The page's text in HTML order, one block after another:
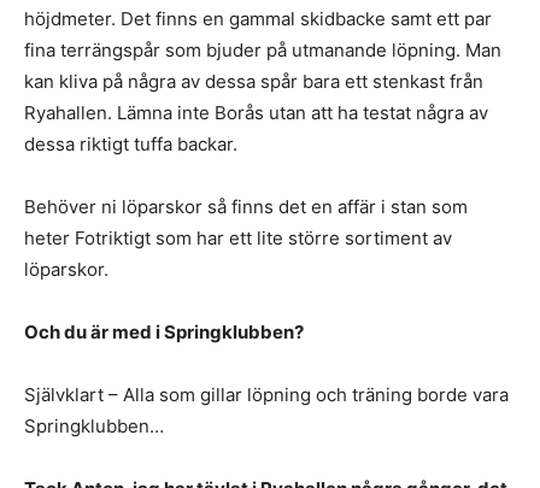
höjdmeter. Det finns en gammal skidbacke samt ett par
fina terrängspår som bjuder på utmanande löpning. Man
kan kliva på några av dessa spår bara ett stenkast från
Ryahallen. Lämna inte Borås utan att ha testat några av
dessa riktigt tuffa backar.
Behöver ni löparskor så finns det en affär i stan som
heter Fotriktigt som har ett lite större sortiment av
löparskor.
Och du är med i Springklubben?
Självklart – Alla som gillar löpning och träning borde vara
Springklubben…